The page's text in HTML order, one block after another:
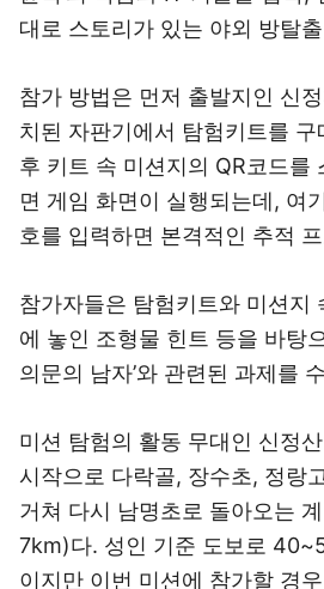
대로 스토리가 있는 야외 방탈
참가 방법은 먼저 출발지인 신
치된 자판기에서 탐험키트를
후 키트 속 미션지의 QR코드를
면 게임 화면이 실행되는데, 여
호를 입력하면 본격적인 추적
참가자들은 탐험키트와 미션지
에 놓인 조형물 힌트 등을 바탕
의문의 남자’와 관련된 과제를
미션 탐험의 활동 무대인 신정
시작으로 다락골, 장수초, 정랑
거쳐 다시 남명초로 돌아오는
7km)다. 성인 기준 도보로
이지만 이번 미션에 참가할 경